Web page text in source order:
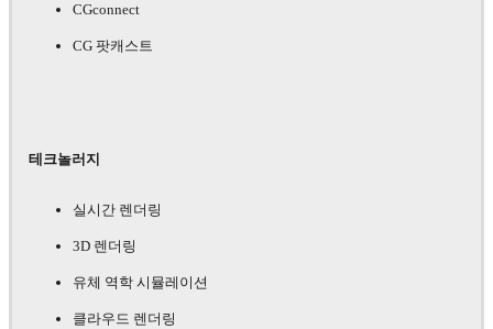
CGconnect
CG 팟캐스트
테크놀러지
실시간 렌더링
3D 렌더링
유체 역학 시뮬레이션
클라우드 렌더링